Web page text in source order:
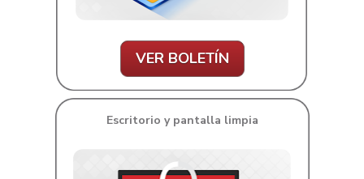
VER BOLETÍN
Escritorio y pantalla limpia